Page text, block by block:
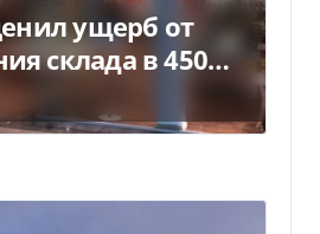
ущерб от
склада в 450